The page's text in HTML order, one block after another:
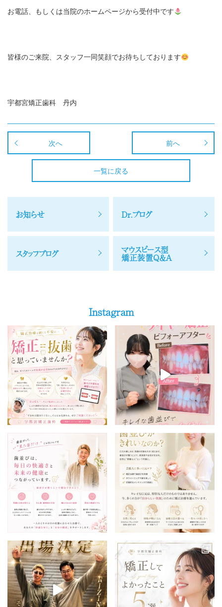
お電話、もしくは当院のホームページから受付中です
皆様のご来院、スタッフ一同笑顔でお待ちしております
宇都宮矯正歯科 丹内
次へ 前へ
一覧に戻る
お知らせ Dr.ブログ
スタッフブログ マウスピース型
矯正装置Q＆A
Instagram